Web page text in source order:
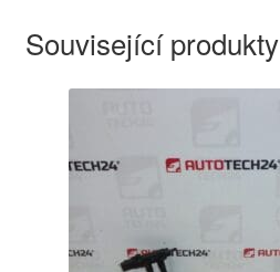
Související produkty